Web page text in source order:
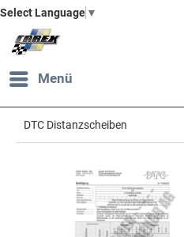
Select Language ▼
Menü
DTC Distanzscheiben